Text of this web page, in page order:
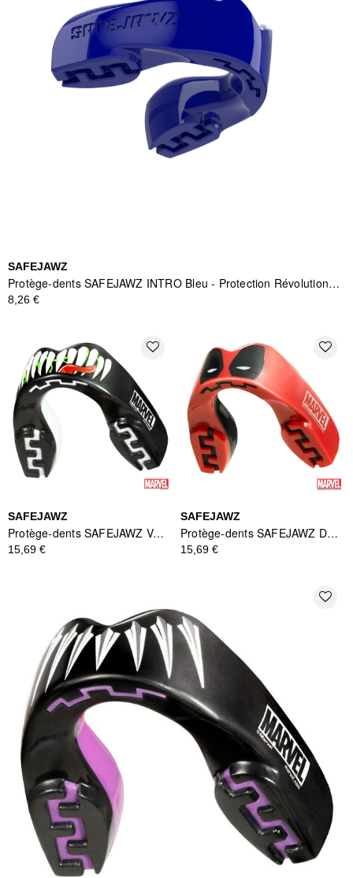
SAFEJAWZ
Protège-dents SAFEJAWZ INTRO Bleu - Protection Révolutionnaire
8,26 €
favorite_border
SAFEJAWZ
Protège-dents SAFEJAWZ Venom Marvel - Édition Limitée
15,69 €
favorite_border
SAFEJAWZ
Protège-dents SAFEJAWZ Deadpool Marvel Black/Red
15,69 €
favorite_border